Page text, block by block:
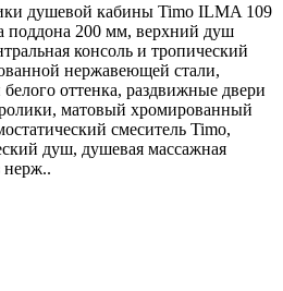
душевой кабины Timo ILMA 109
поддона 200 мм, верхний душ
консоль и тропический
нержавеющей стали,
оттенка, раздвижные двери
матовый хромированный
смеситель Timo,
душ, душевая массажная
нерж..